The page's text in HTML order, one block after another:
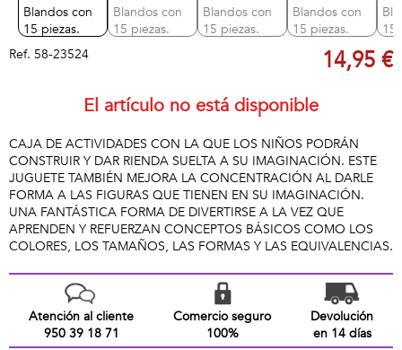
Ref. 58-23524 14,95 €
El artículo no está disponible
CAJA DE ACTIVIDADES CON LA QUE LOS NIÑOS PODRÁN
CONSTRUIR Y DAR RIENDA SUELTA A SU IMAGINACIÓN. ESTE
JUGUETE TAMBIÉN MEJORA LA CONCENTRACIÓN AL DARLE
FORMA A LAS FIGURAS QUE TIENEN EN SU IMAGINACIÓN.
UNA FANTÁSTICA FORMA DE DIVERTIRSE A LA VEZ QUE
APRENDEN Y REFUERZAN CONCEPTOS BÁSICOS COMO LOS
COLORES, LOS TAMAÑOS, LAS FORMAS Y LAS EQUIVALENCIAS.
Atención al cliente
950 39 18 71
Comercio seguro
100%
Devolución
en 14 días